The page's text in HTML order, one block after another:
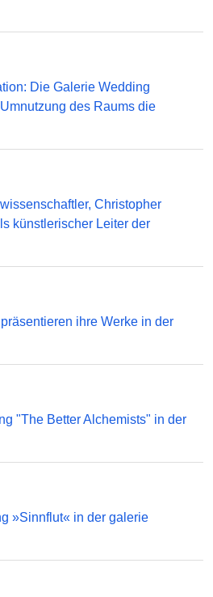
Die Galerie Wedding
des Raums die
Christopher
künstlerischer Leiter der
ihre Werke in der
"The Better Alchemists" in der
»Sinnflut« in der galerie